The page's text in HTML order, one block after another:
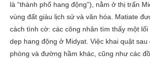
là “thành phố hang động”), nằm ở thị trấn
vùng đất giàu lịch sử và văn hóa. Matiate
cách tình cờ: các công nhân tìm thấy một lối
dẹp hang động ở Midyat. Việc khai quật sau
phòng và đường hầm khác, cũng như các